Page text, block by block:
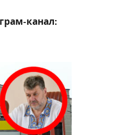
канал: